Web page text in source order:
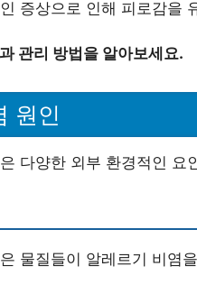
증상으로 인해 피로감을
관리 방법을 알아보세요.
원인
다양한 외부 환경적인 요
물질들이 알레르기 비염